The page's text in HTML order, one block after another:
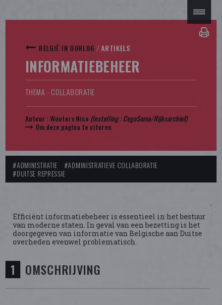
BELGIË IN OORLOG /ARTIKELS
INFORMATIEBEHEER
THEMA - COLLABORATIE
Auteur :Wouters Nico (Instelling : CegeSoma/Rijksarchief)
Om deze pagina te citeren
#ADMINISTRATIE
#ADMINISTRATIEVE COLLABORATIE
#DUITSE REPRESSIE
Efficiënt informatiebeheer is essentieel in het bestuur
van moderne staten. In geval van een bezetting is het
doorgegeven van informatie van Belgische aan Duitse
overheden evenwel problematisch.
OMSCHRIJVING